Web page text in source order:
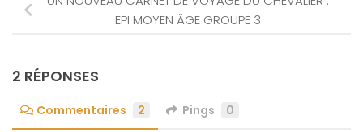
EPI MOYEN ÂGE GROUPE 3
2 RÉPONSES
Commentaires 2 Pings 0